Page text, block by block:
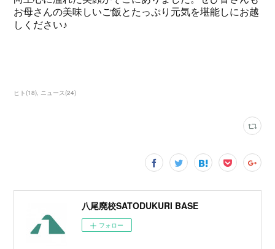
ヒト(18) ニュース(24)
八尾廃校SATODUKURI BASE
フォロー